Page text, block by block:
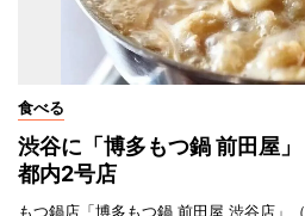
食べる
渋谷に「博多もつ鍋 前田屋
都内2号店
もつ鍋店「博多もつ鍋 前田屋 渋谷店」